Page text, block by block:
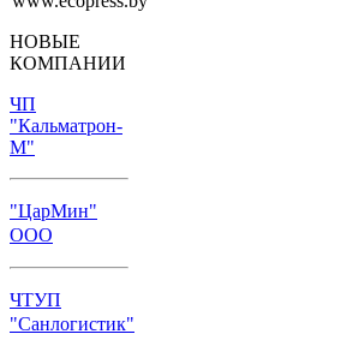
НОВЫЕ
КОМПАНИИ
ЧП
"Кальматрон-
М"
"ЦарМин"
ООО
ЧТУП
"Санлогистик"